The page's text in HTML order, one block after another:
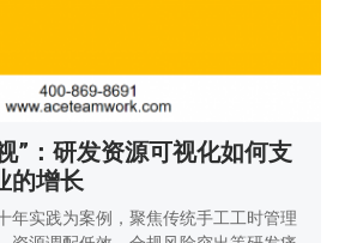
”：研发资源可视化如何支
的增长
年实践为案例，聚焦传统手工工时管理